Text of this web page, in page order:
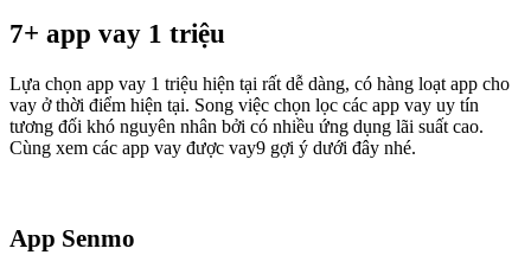
7+ app vay 1 triệu
Lựa chọn app vay 1 triệu hiện tại rất dễ dàng, có hàng loạt app cho
vay ở thời điểm hiện tại. Song việc chọn lọc các app vay uy tín
tương đối khó nguyên nhân bởi có nhiều ứng dụng lãi suất cao.
Cùng xem các app vay được vay9 gợi ý dưới đây nhé.
App Senmo